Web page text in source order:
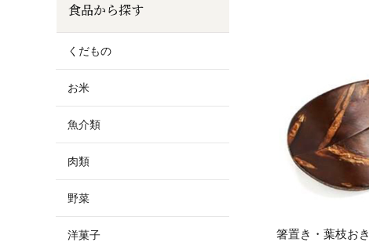
鍋
健康/美容
箸置き・葉枝おき
食品から探す
くだもの
お米
魚介類
肉類
野菜
洋菓子